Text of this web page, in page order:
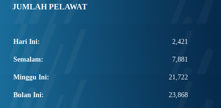
JUMLAH PELAWAT
Hari Ini: 2,421
Semalam: 7,881
Minggu Ini: 21,722
Bulan Ini: 23,868